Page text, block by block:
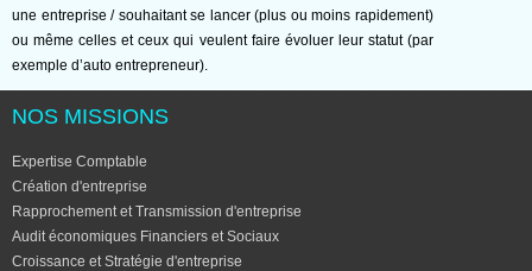
une entreprise / souhaitant se lancer (plus ou moins rapidement)
ou même celles et ceux qui veulent faire évoluer leur statut (par
exemple d’auto entrepreneur).
NOS MISSIONS
Expertise Comptable
Création d'entreprise
Rapprochement et Transmission d'entreprise
Audit économiques Financiers et Sociaux
Croissance et Stratégie d'entreprise